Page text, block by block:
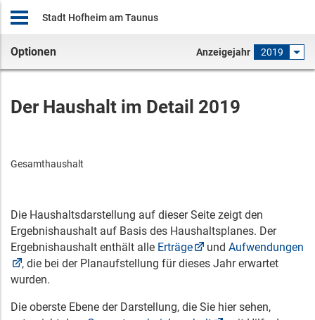
Stadt Hofheim am Taunus
Optionen Anzeigejahr 2019
Der Haushalt im Detail 2019
Gesamthaushalt
Die Haushaltsdarstellung auf dieser Seite zeigt den
Ergebnishaushalt auf Basis des Haushaltsplanes. Der
Ergebnishaushalt enthält alle Erträge und Aufwendungen
, die bei der Planaufstellung für dieses Jahr erwartet
wurden.
Die oberste Ebene der Darstellung, die Sie hier sehen,